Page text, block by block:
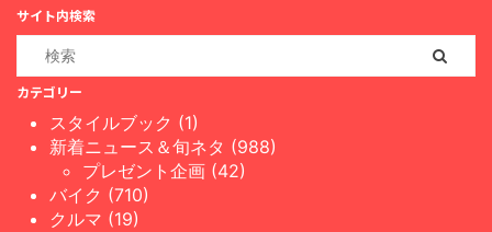
サイト内検索
カテゴリー
スタイルブック (1)
新着ニュース＆旬ネタ (988)
プレゼント企画 (42)
バイク (710)
クルマ (19)